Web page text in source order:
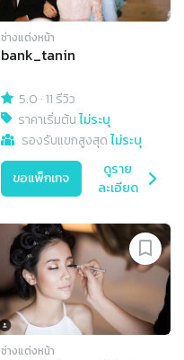
ช่างแต่งหน้า
bank_tanin
5.0 ·11 รีวิว
ราคาเริ่มต้นไม่ระบุ
รองรับแขกสูงสุดไม่ระบุ
ขอแพ็กเกจ
ดูราย
ละเอียด
ช่างแต่งหน้า